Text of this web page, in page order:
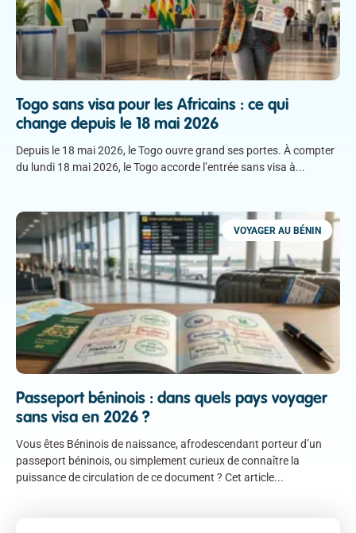
Togo sans visa pour les Africains : ce qui
change depuis le 18 mai 2026
Depuis le 18 mai 2026, le Togo ouvre grand ses portes. À compter
du lundi 18 mai 2026, le Togo accorde l’entrée sans visa à
VOYAGER AU BÉNIN
Passeport béninois : dans quels pays voyager
sans visa en 2026 ?
Vous êtes Béninois de naissance, afrodescendant porteur d’un
passeport béninois, ou simplement curieux de connaître la
puissance de circulation de ce document ? Cet article